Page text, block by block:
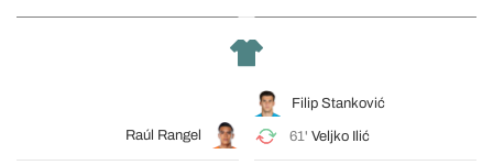
Raúl Rangel
Filip Stanković
61' Veljko Ilić